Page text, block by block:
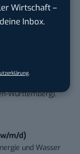
Wirtschaft –
Inbox.
– Lead (...
Württemberg),
m/d)
und Wasser